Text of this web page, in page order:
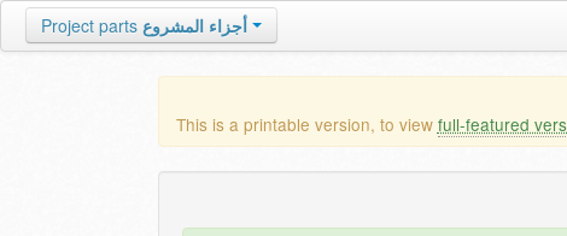
Project parts أجزاء المشروع
This is a printable version, to view full-featured